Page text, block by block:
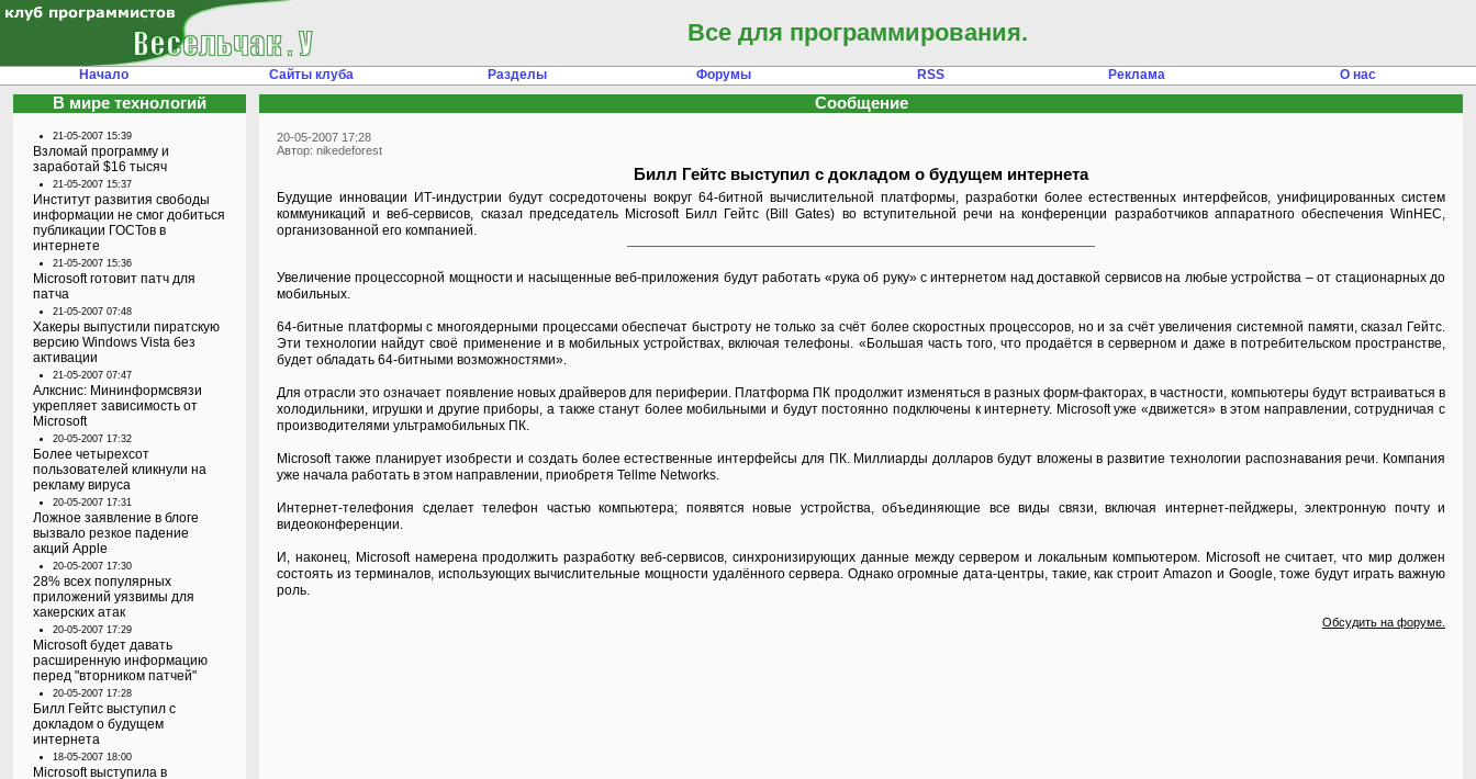
Все для программирования.
Начало Сайты клуба Разделы Форумы RSS Реклама О нас
В мире технологий
21-05-2007 15:39
Взломай программу и
заработай $16 тысяч
21-05-2007 15:37
Институт развития свободы
информации не смог добиться
публикации ГОСТов в
интернете
21-05-2007 15:36
Microsoft готовит патч для
патча
21-05-2007 07:48
Хакеры выпустили пиратскую
версию Windows Vista без
активации
21-05-2007 07:47
Алкснис: Мининформсвязи
укрепляет зависимость от
Microsoft
20-05-2007 17:32
Более четырехсот
пользователей кликнули на
рекламу вируса
20-05-2007 17:31
Ложное заявление в блоге
вызвало резкое падение
акций Apple
20-05-2007 17:30
28% всех популярных
приложений уязвимы для
хакерских атак
20-05-2007 17:29
Microsoft будет давать
расширенную информацию
перед "вторником патчей"
20-05-2007 17:28
Билл Гейтс выступил с
докладом о будущем
интернета
18-05-2007 18:00
Microsoft выступила в
Сообщение
20-05-2007 17:28
Автор: nikedeforest
Билл Гейтс выступил с докладом о будущем интернета
Будущие инновации ИТ-индустрии будут сосредоточены вокруг 64-битной вычислительной платформы, разработки более естественных интерфейсов, унифицированных систем
коммуникаций и веб-сервисов, сказал председатель Microsoft Билл Гейтс (Bill Gates) во вступительной речи на конференции разработчиков аппаратного обеспечения WinHEC,
организованной его компанией.
Увеличение процессорной мощности и насыщенные веб-приложения будут работать «рука об руку» с интернетом над доставкой сервисов на любые устройства – от стационарных до
мобильных.
64-битные платформы с многоядерными процессами обеспечат быстроту не только за счёт более скоростных процессоров, но и за счёт увеличения системной памяти, сказал Гейтс.
Эти технологии найдут своё применение и в мобильных устройствах, включая телефоны. «Большая часть того, что продаётся в серверном и даже в потребительском пространстве,
будет обладать 64-битными возможностями».
Для отрасли это означает появление новых драйверов для периферии. Платформа ПК продолжит изменяться в разных форм-факторах, в частности, компьютеры будут встраиваться в
холодильники, игрушки и другие приборы, а также станут более мобильными и будут постоянно подключены к интернету. Microsoft уже «движется» в этом направлении, сотрудничая с
производителями ультрамобильных ПК.
Microsoft также планирует изобрести и создать более естественные интерфейсы для ПК. Миллиарды долларов будут вложены в развитие технологии распознавания речи. Компания
уже начала работать в этом направлении, приобретя Tellme Networks.
Интернет-телефония сделает телефон частью компьютера; появятся новые устройства, объединяющие все виды связи, включая интернет-пейджеры, электронную почту и
видеоконференции.
И, наконец, Microsoft намерена продолжить разработку веб-сервисов, синхронизирующих данные между сервером и локальным компьютером. Microsoft не считает, что мир должен
состоять из терминалов, использующих вычислительные мощности удалённого сервера. Однако огромные дата-центры, такие, как строит Amazon и Google, тоже будут играть важную
роль.
Обсудить на форуме.